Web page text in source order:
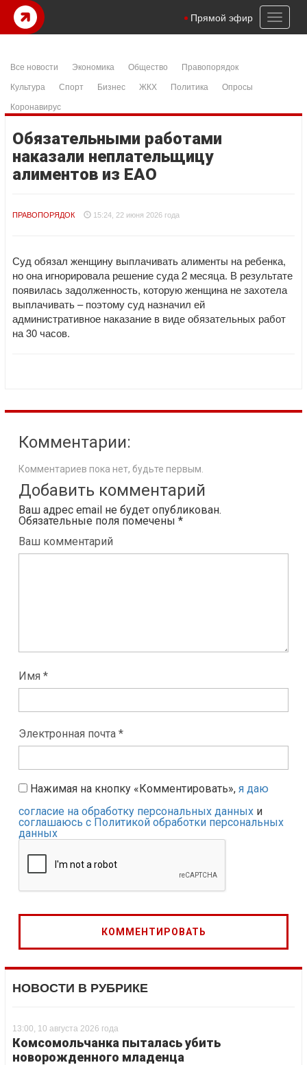
Toggle
Прямой эфир
Все новости Экономика Общество
Правопорядок
Культура
Спорт Бизнес ЖКХ Политика
Опросы
Коронавирус
Обязательными работами
наказали неплательщицу
алиментов из ЕАО
ПРАВОПОРЯДОК 15:24, 22 июня 2026 года
Суд обязал женщину выплачивать алименты на ребенка,
но она игнорировала решение суда 2 месяца. В результате
появилась задолженность, которую женщина не захотела
выплачивать – поэтому суд назначил ей
административное наказание в виде обязательных работ
на 30 часов.
Комментарии:
Комментариев пока нет, будьте первым.
Добавить комментарий
Ваш адрес email не будет опубликован.
Обязательные поля помечены *
Ваш комментарий
Имя *
Электронная почта *
Нажимая на кнопку «Комментировать», я даю
согласие на обработку персональных данных и
соглашаюсь с Политикой обработки персональных
данных
НОВОСТИ В РУБРИКЕ
13:00, 10 августа 2026 года
Комсомольчанка пыталась убить
новорожденного младенца